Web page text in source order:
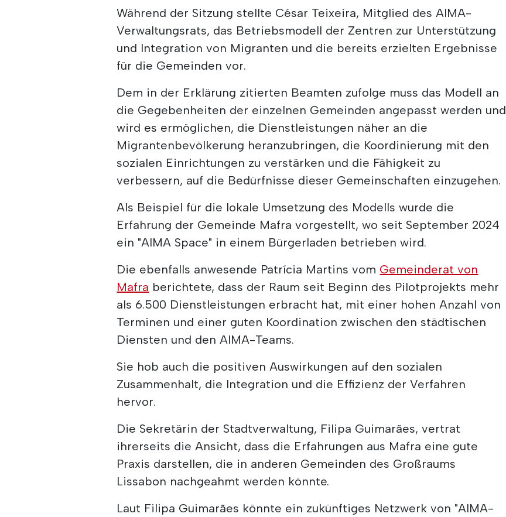
Während der Sitzung stellte César Teixeira, Mitglied des AIMA-
Verwaltungsrats, das Betriebsmodell der Zentren zur Unterstützung
und Integration von Migranten und die bereits erzielten Ergebnisse
für die Gemeinden vor.
Dem in der Erklärung zitierten Beamten zufolge muss das Modell an
die Gegebenheiten der einzelnen Gemeinden angepasst werden und
wird es ermöglichen, die Dienstleistungen näher an die
Migrantenbevölkerung heranzubringen, die Koordinierung mit den
sozialen Einrichtungen zu verstärken und die Fähigkeit zu
verbessern, auf die Bedürfnisse dieser Gemeinschaften einzugehen.
Als Beispiel für die lokale Umsetzung des Modells wurde die
Erfahrung der Gemeinde Mafra vorgestellt, wo seit September 2024
ein "AIMA Space" in einem Bürgerladen betrieben wird.
Die ebenfalls anwesende Patrícia Martins vom Gemeinderat von
Mafra berichtete, dass der Raum seit Beginn des Pilotprojekts mehr
als 6.500 Dienstleistungen erbracht hat, mit einer hohen Anzahl von
Terminen und einer guten Koordination zwischen den städtischen
Diensten und den AIMA-Teams.
Sie hob auch die positiven Auswirkungen auf den sozialen
Zusammenhalt, die Integration und die Effizienz der Verfahren
hervor.
Die Sekretärin der Stadtverwaltung, Filipa Guimarães, vertrat
ihrerseits die Ansicht, dass die Erfahrungen aus Mafra eine gute
Praxis darstellen, die in anderen Gemeinden des Großraums
Lissabon nachgeahmt werden könnte.
Laut Filipa Guimarães könnte ein zukünftiges Netzwerk von "AIMA-